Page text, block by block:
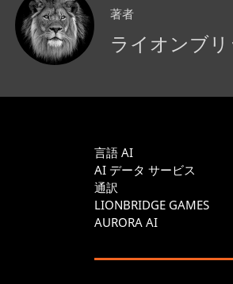
著者
ライオンブ
言語 AI
AI データ サービス
通訳
LIONBRIDGE GAMES
AURORA AI